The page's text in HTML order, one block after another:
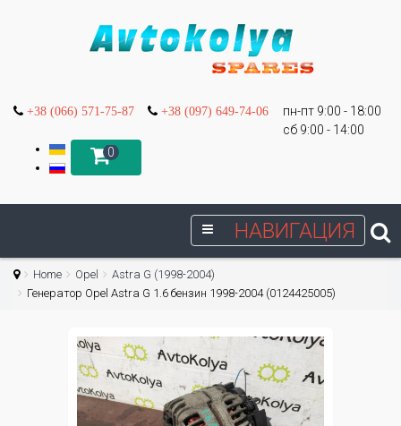
+38 (066) 571-75-87 +38 (097) 649-74-06
пн-пт 9:00 - 18:00
сб 9:00 - 14:00
0
НАВИГАЦИЯ
Home Opel
Astra G (1998-2004)
Генератор Opel Astra G 1.6 бензин 1998-2004 (0124425005)